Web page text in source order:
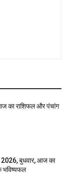
का राशिफल और पंचांग
बुधवार, आज का
भविष्यफल